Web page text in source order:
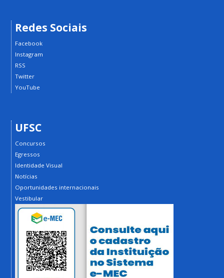
Redes Sociais
Facebook
Instagram
RSS
Twitter
YouTube
UFSC
Concursos
Egressos
Identidade Visual
Notícias
Oportunidades internacionais
Vestibular